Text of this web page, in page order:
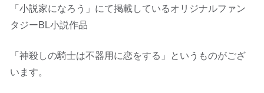
「小説家になろう」にて掲載しているオリジナルファン
タジーBL小説作品
「神殺しの騎士は不器用に恋をする」というものがござ
います。